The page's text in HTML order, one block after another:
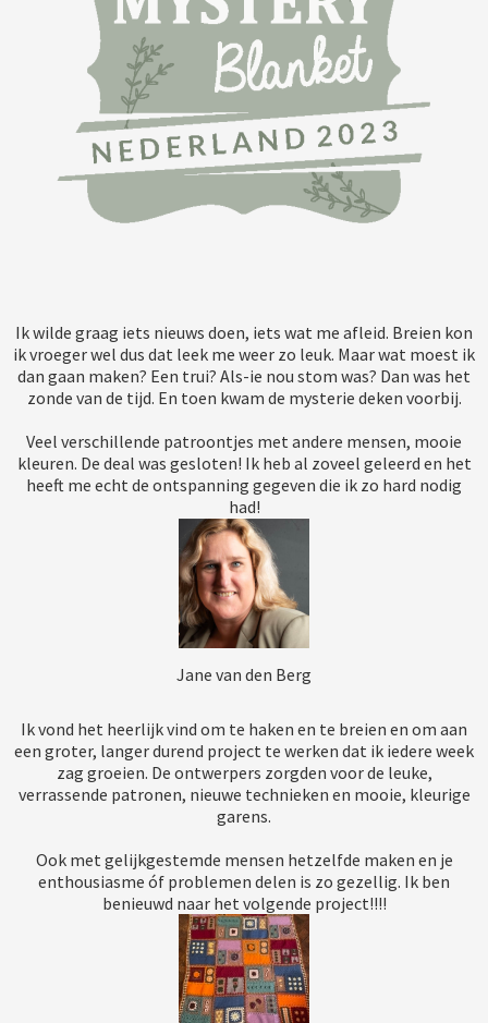
Ik wilde graag iets nieuws doen, iets wat me afleid. Breien kon
ik vroeger wel dus dat leek me weer zo leuk. Maar wat moest ik
dan gaan maken? Een trui? Als-ie nou stom was? Dan was het
zonde van de tijd. En toen kwam de mysterie deken voorbij.
Veel verschillende patroontjes met andere mensen, mooie
kleuren. De deal was gesloten! Ik heb al zoveel geleerd en het
heeft me echt de ontspanning gegeven die ik zo hard nodig
had!
Jane van den Berg
Ik vond het heerlijk vind om te haken en te breien en om aan
een groter, langer durend project te werken dat ik iedere week
zag groeien. De ontwerpers zorgden voor de leuke,
verrassende patronen, nieuwe technieken en mooie, kleurige
garens.
Ook met gelijkgestemde mensen hetzelfde maken en je
enthousiasme óf problemen delen is zo gezellig. Ik ben
benieuwd naar het volgende project!!!!